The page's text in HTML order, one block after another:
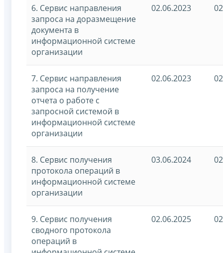
6. Сервис направления
запроса на доразмещение
документа в
информационной системе
организации
02.06.2023
7. Сервис направления
запроса на получение
отчета о работе с
запросной системой в
информационной системе
организации
02.06.2023
8. Сервис получения
протокола операций в
информационной системе
организации
03.06.2024
9. Сервис получения
сводного протокола
операций в
02.06.2025